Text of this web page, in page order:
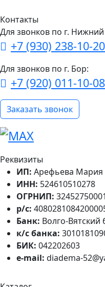
Контакты
Для звонков по г.
+7 (930) 238-10-20
Для звонков по г. Бор:
+7 (920) 011-10-08
Заказать звонок
Реквизиты
ИП: Арефьева Мария
ИНН: 524610510278
ОГРНИП:
р/с:
Банк: Волго-
к/с банка:
БИК: 042202603
e-mail: diadema-